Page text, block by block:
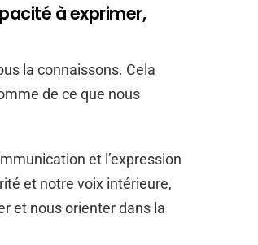
à exprimer,
la connaissons. Cela
de ce que nous
et l’expression
et notre voix intérieure,
et nous orienter dans la